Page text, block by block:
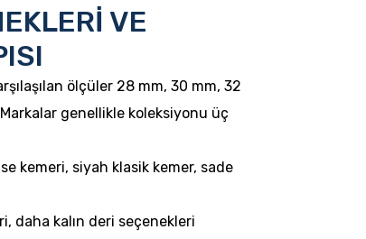
VE
ölçüler 28 mm, 30 mm, 32
genellikle koleksiyonu üç
kemeri, siyah klasik kemer, sade
daha kalın deri seçenekleri